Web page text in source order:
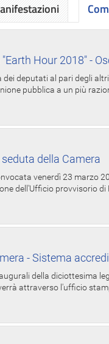
Hour 2018" -
dei deputati al pari degli
pubblica a un più
della Camera
venerdì 23 marzo
dell'Ufficio provvisorio
- Sistema
della diciottesima
attraverso l'ufficio